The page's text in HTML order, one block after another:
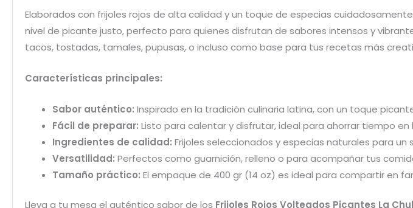
Elaborados con frijoles rojos de alta calidad y un toque de especias
nivel de picante justo, perfecto para quienes disfrutan de sabores intensos y
tacos, tostadas, tamales, pupusas, o incluso como base para tus recetas más
Características principales:
Sabor auténtico: Inspirado en la tradición culinaria latina, con un toque
Fácil de preparar: Listo para calentar y disfrutar, ideal para ahorrar tiempo en
Ingredientes de calidad: Frijoles seleccionados y especias naturales para un
Versatilidad: Perfectos como guarnición, relleno o para acompañar tus
Tamaño práctico: El empaque de 400 gr (14 oz) es ideal para compartir en
Lleva a tu mesa el auténtico sabor de los Frijoles Rojos Volteados Picantes La